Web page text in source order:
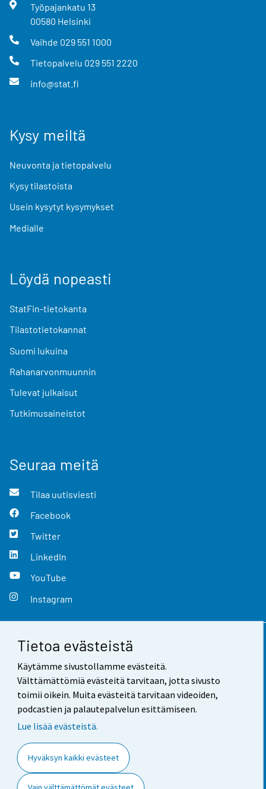
Tietoa evästeistä
Käytämme sivustollamme evästeitä.
Välttämättömiä evästeitä tarvitaan, jotta sivusto
toimii oikein. Muita evästeitä tarvitaan videoiden,
podcastien ja palautepalvelun esittämiseen.
Lue lisää evästeistä.
Hyväksyn kaikki evästeet
Työpajankatu 13
00580 Helsinki
Vaihde 029 551 1000
Tietopalvelu 029 551 2220
info@stat.fi
Kysy meiltä
Neuvonta ja tietopalvelu
Kysy tilastoista
Usein kysytyt kysymykset
Medialle
Löydä nopeasti
StatFin-tietokanta
Tilastotietokannat
Suomi lukuina
Rahanarvonmuunnin
Tulevat julkaisut
Tutkimusaineistot
Seuraa meitä
Tilaa uutisviesti
Facebook
Twitter
LinkedIn
YouTube
Instagram
Yhteystiedot
Palaute
Käyttöehdot
Saavutettavuus
Tietoa sivustosta